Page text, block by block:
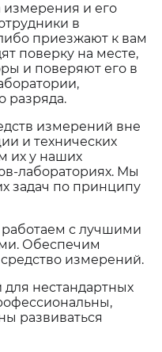
измерения и его
в
приезжают к вам
поверку на месте,
и поверяют его в
разряда.
измерений вне
и технических
их у наших
лабораториях. Мы
задач по принципу
с лучшими
Обеспечим
измерений.
нестандартных
развиваться